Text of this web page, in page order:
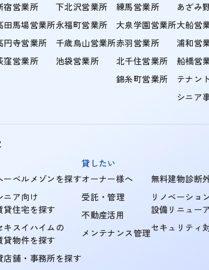
宿営業所
田馬場営業所
円寺営業所
窪営業所
下北沢営業所
永福町営業所
千歳烏山営業所
池袋営業所
練馬営業所
大泉学園営業所
赤羽営業所
北千住営業所
錦糸町営業所
あざみ
大船営
浦和営
船橋営
テナン
シニア
ーベルメゾンを探す
ニア向け
貸住宅を探す
キスイハイムの
貸物件を探す
店舗・事務所を探す
貸したい
オーナー様へ
受託・管理
不動産活用
メンテナンス管理
無料建物診断
リノベーショ
設備リニュー
セキュリティ